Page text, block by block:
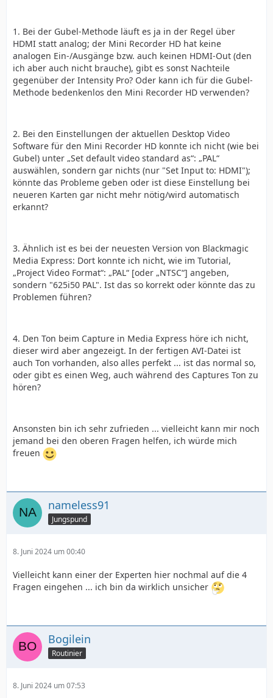
1. Bei der Gubel-Methode läuft es ja in der Regel über
HDMI statt analog; der Mini Recorder HD hat keine
analogen Ein-/Ausgänge bzw. auch keinen HDMI-Out (den
ich aber auch nicht brauche), gibt es sonst Nachteile
gegenüber der Intensity Pro? Oder kann ich für die Gubel-
Methode bedenkenlos den Mini Recorder HD verwenden?
2. Bei den Einstellungen der aktuellen Desktop Video
Software für den Mini Recorder HD konnte ich nicht (wie bei
Gubel) unter „Set default video standard as“: „PAL“
auswählen, sondern gar nichts (nur "Set Input to: HDMI");
könnte das Probleme geben oder ist diese Einstellung bei
neueren Karten gar nicht mehr nötig/wird automatisch
erkannt?
3. Ähnlich ist es bei der neuesten Version von Blackmagic
Media Express: Dort konnte ich nicht, wie im Tutorial,
„Project Video Format“: „PAL“ [oder „NTSC“] angeben,
sondern "625i50 PAL". Ist das so korrekt oder könnte das zu
Problemen führen?
4. Den Ton beim Capture in Media Express höre ich nicht,
dieser wird aber angezeigt. In der fertigen AVI-Datei ist
auch Ton vorhanden, also alles perfekt ... ist das normal so,
oder gibt es einen Weg, auch während des Captures Ton zu
hören?
Ansonsten bin ich sehr zufrieden ... vielleicht kann mir noch
jemand bei den oberen Fragen helfen, ich würde mich
freuen
nameless91
Jungspund
8. Juni 2024 um 00:40
Vielleicht kann einer der Experten hier nochmal auf die 4
Fragen eingehen ... ich bin da wirklich unsicher
Bogilein
Routinier
8. Juni 2024 um 07:53